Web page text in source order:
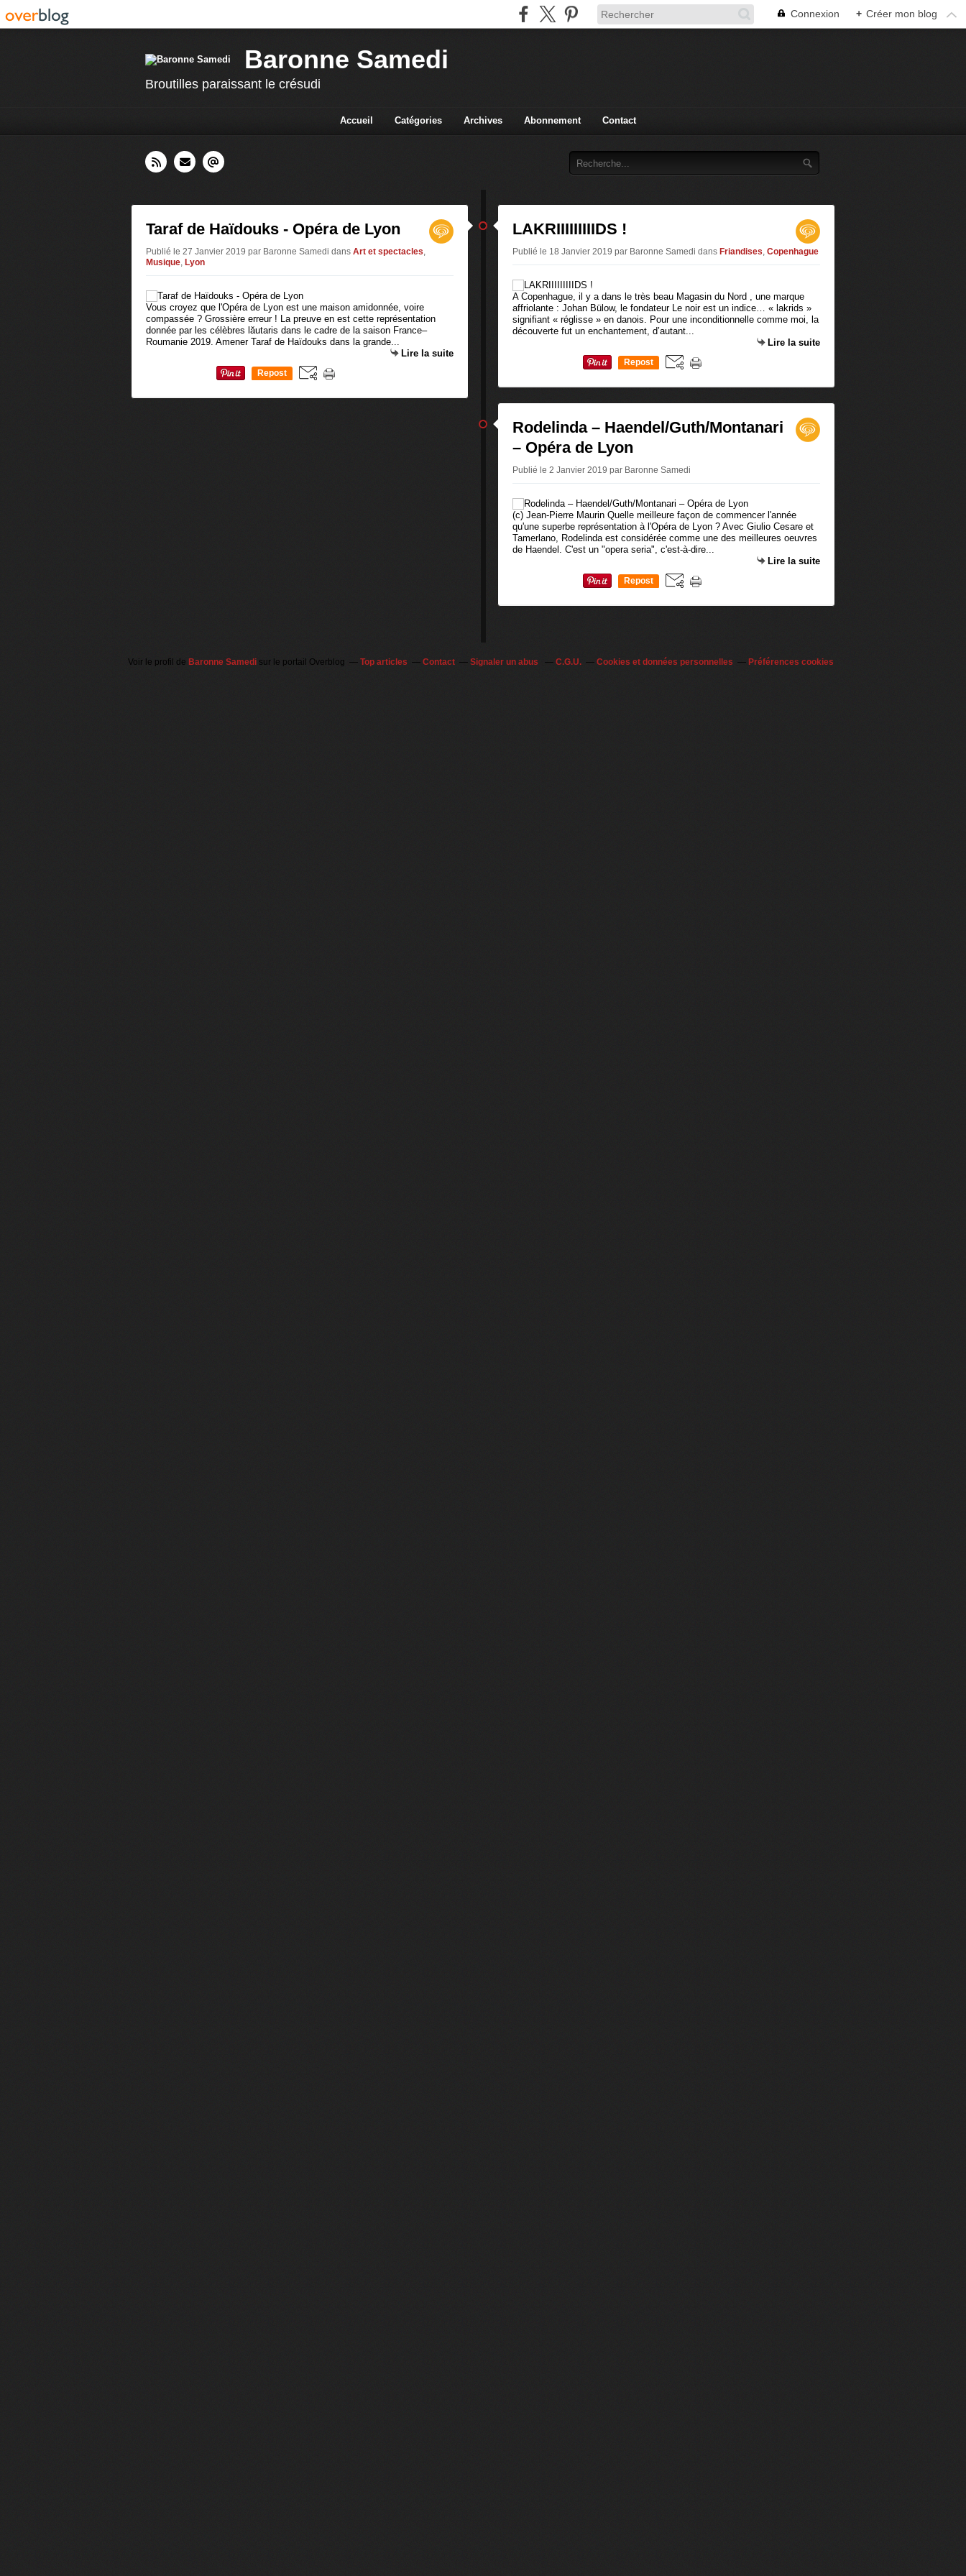
Connexion + Créer mon blog
Baronne Samedi
Broutilles paraissant le crésudi
Accueil Catégories Archives Abonnement Contact
Taraf de Haïdouks - Opéra de Lyon
Publié le 27 Janvier 2019 par Baronne Samedi dans Art et spectacles,
Musique, Lyon
Vous croyez que l'Opéra de Lyon est une maison amidonnée, voire
compassée ? Grossière erreur ! La preuve en est cette représentation
donnée par les célèbres lăutaris dans le cadre de la saison France–
Roumanie 2019. Amener Taraf de Haïdouks dans la grande...
Lire la suite
Repost
LAKRIIIIIIIIIDS !
Publié le 18 Janvier 2019 par Baronne Samedi dans Friandises, Copenhague
A Copenhague, il y a dans le très beau Magasin du Nord , une marque
affriolante : Johan Bülow, le fondateur Le noir est un indice… « lakrids »
signifiant « réglisse » en danois. Pour une inconditionnelle comme moi, la
découverte fut un enchantement, d’autant...
Lire la suite
Repost
Rodelinda – Haendel/Guth/Montanari
– Opéra de Lyon
Publié le 2 Janvier 2019 par Baronne Samedi
(c) Jean-Pierre Maurin Quelle meilleure façon de commencer l'année
qu'une superbe représentation à l'Opéra de Lyon ? Avec Giulio Cesare et
Tamerlano, Rodelinda est considérée comme une des meilleures oeuvres
de Haendel. C'est un "opera seria", c'est-à-dire...
Lire la suite
Repost
Voir le profil de Baronne Samedi sur le portail Overblog Top articles Contact Signaler un abus C.G.U. Cookies et données personnelles Préférences cookies